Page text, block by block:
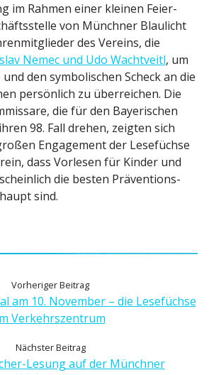
im Rahmen einer kleinen Feier­
von Münchner Blaulicht
des Vereins, die
Nemec und Udo Wacht­veitl, um
den symbo­li­schen Scheck an die
persönlich zu überreichen. Die
die für den Bayeri­schen
98. Fall drehen, zeigten sich
Engagement der Lesefüchse
dass Vorlesen für Kinder und
die besten Präven­ti­ons­
sind.
Vorheriger BeitragV
o
r
r
am 10. November – die Lesefüchse
Verkehrszentrum
Nächster BeitragN
ä
Lesung auf der Münchner